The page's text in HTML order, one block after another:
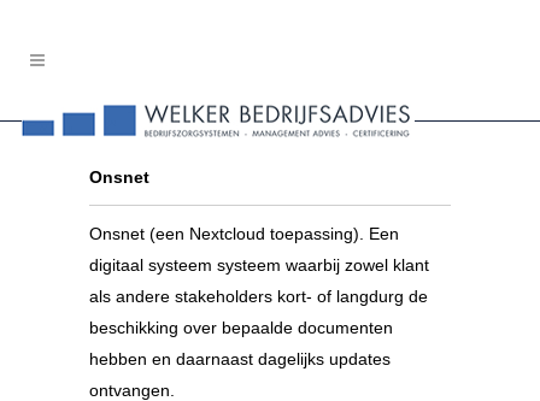
Onsnet
Onsnet (een Nextcloud toepassing). Een
digitaal systeem systeem waarbij zowel klant
als andere stakeholders kort- of langdurg de
beschikking over bepaalde documenten
hebben en daarnaast dagelijks updates
ontvangen.